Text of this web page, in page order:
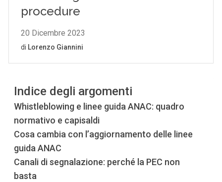
Indice degli argomenti
Whistleblowing e linee guida ANAC: quadro
normativo e capisaldi
Cosa cambia con l’aggiornamento delle linee
guida ANAC
Canali di segnalazione: perché la PEC non
basta